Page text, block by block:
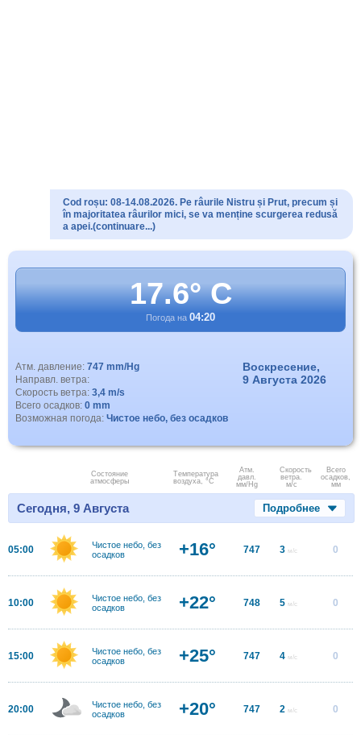
Cod roșu: 08-14.08.2026. Pe râurile Nistru și Prut, precum și
în majoritatea râurilor mici, se va menține scurgerea redusă
a apei.(continuare...)
17.6° C
Погода на 04:20
Атм. давление: 747 mm/Hg
Направл. ветра:
Скорость ветра: 3,4 m/s
Всего осадков: 0 mm
Возможная погода: Чистое небо, без осадков
Воскресение,
9 Августа 2026
Состояние
атмосферы
Температура
воздуха, °C
Атм.
давл.
мм/Hg
Скорость
ветра.
м/с
Всего
осадков,
мм
Сегодня, 9 Августа Подробнее
05:00
Чистое небо, без
осадков
+16° 747 3 м/с 0
10:00
Чистое небо, без
осадков
+22° 748 5 м/с 0
15:00
Чистое небо, без
осадков
+25° 747 4 м/с 0
20:00
Чистое небо, без
осадков
+20° 747 2 м/с 0